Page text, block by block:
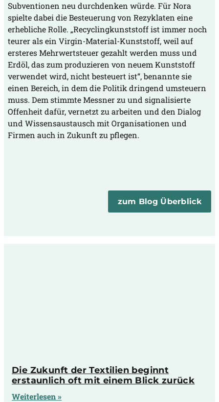
Subventionen neu durchdenken würde. Für Nora
spielte dabei die Besteuerung von Rezyklaten eine
erhebliche Rolle. „Recyclingkunststoff ist immer noch
teurer als ein Virgin-Material-Kunststoff, weil auf
ersteres Mehrwertsteuer gezahlt werden muss und
Erdöl, das zum produzieren von neuem Kunststoff
verwendet wird, nicht besteuert ist“, benannte sie
einen Bereich, in dem die Politik dringend umsteuern
muss. Dem stimmte Messner zu und signalisierte
Offenheit dafür, vernetzt zu arbeiten und den Dialog
und Wissensaustausch mit Organisationen und
Firmen auch in Zukunft zu pflegen.
zum Blog Überblick
Die Zukunft der Textilien beginnt
erstaunlich oft mit einem Blick zurück
Weiterlesen »